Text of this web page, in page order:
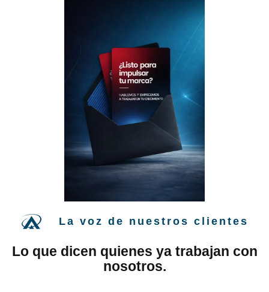
La voz de nuestros clientes
Lo que dicen quienes ya trabajan con
nosotros.